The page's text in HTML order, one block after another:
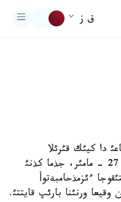
ق ز
دا كيئك قئرئلا
باستادئ» دةگةن سؤئت حابار ورالعا 27 - مامئر، جذما كذنئ
ءئزمذحامبةتوأ
وقيعا ورنئنا بارئپ قايتتئ.